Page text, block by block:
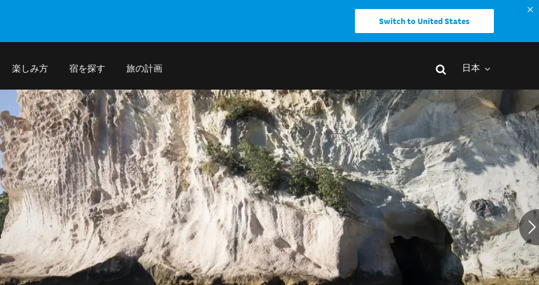
Switch to United States
楽しみ方 宿を探す 旅の計画 日本